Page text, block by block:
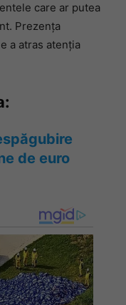
care ar putea
Prezența
a atras atenția
de euro